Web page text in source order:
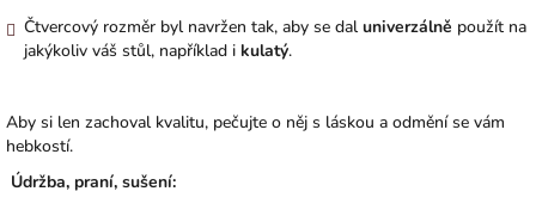
Čtvercový rozměr byl navržen tak, aby se dal univerzálně použít na
jakýkoliv váš stůl, například i kulatý.
Aby si len zachoval kvalitu, pečujte o něj s láskou a odmění se vám
hebkostí.
Údržba, praní, sušení: